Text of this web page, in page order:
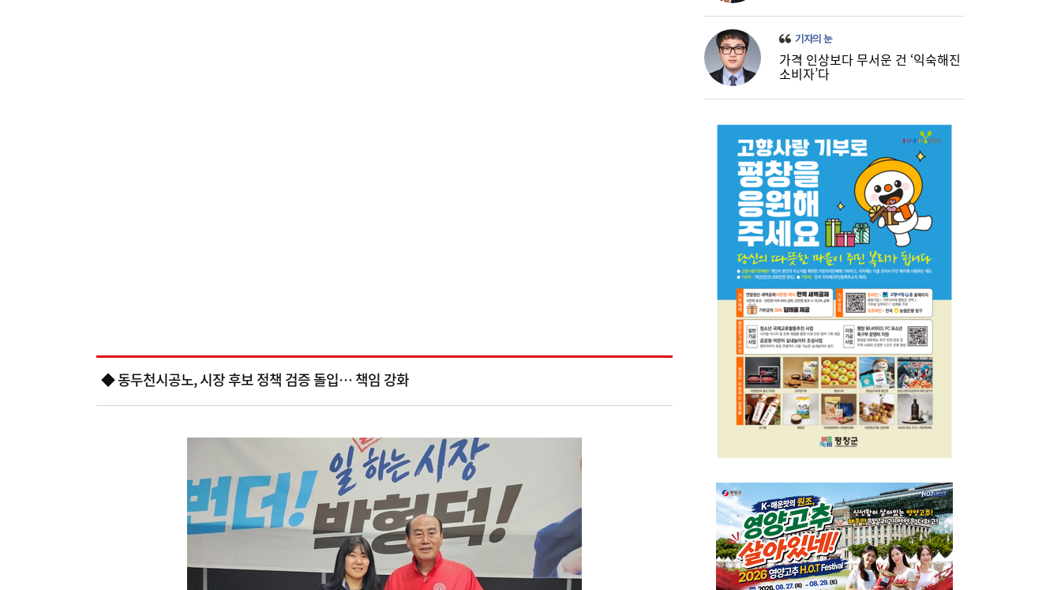
◆ 동두천시공노, 시장 후보 정책 검증 돌입… 책임 강화
기자의 눈
가격 인상보다 무서운 건 ‘익숙해진
소비자’다